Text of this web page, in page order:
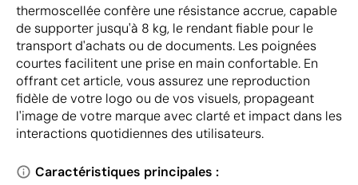
thermoscellée confère une résistance accrue, capable
de supporter jusqu'à 8 kg, le rendant fiable pour le
transport d'achats ou de documents. Les poignées
courtes facilitent une prise en main confortable. En
offrant cet article, vous assurez une reproduction
fidèle de votre logo ou de vos visuels, propageant
l'image de votre marque avec clarté et impact dans les
interactions quotidiennes des utilisateurs.
Caractéristiques principales :